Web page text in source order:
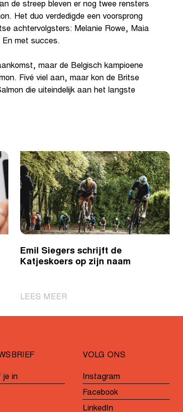
de streep bleven er nog twee rensters
Het duo verdedigde een voorsprong
achtervolgsters: Melanie Rowe, Maia
En met succes.
maar de Belgisch kampioene
Fivé viel aan, maar kon de Britse
die uiteindelijk aan het langste
Emil Siegers schrijft de
Katjeskoers op zijn naam
LEES MEER
Katjeskoers
naam
je in
VOLG ONS
Instagram
Facebook
LinkedIn